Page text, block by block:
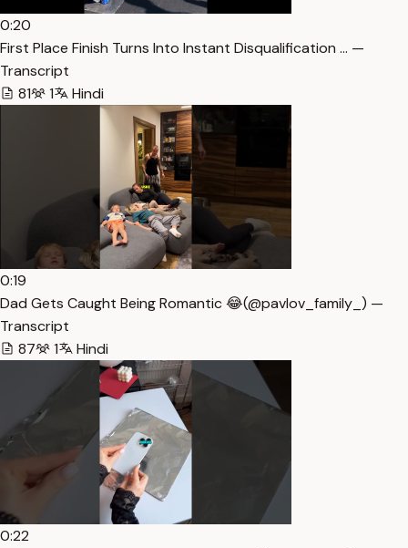
0:20
First Place Finish Turns Into Instant Disqualification … —
Transcript
81
1 Hindi
0:19
Dad Gets Caught Being Romantic 😂(@pavlov_family_) —
Transcript
87
1 Hindi
0:22